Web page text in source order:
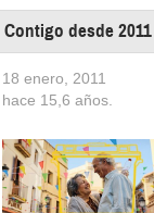
Contigo desde 2011
18 enero, 2011
hace 15,6 años.